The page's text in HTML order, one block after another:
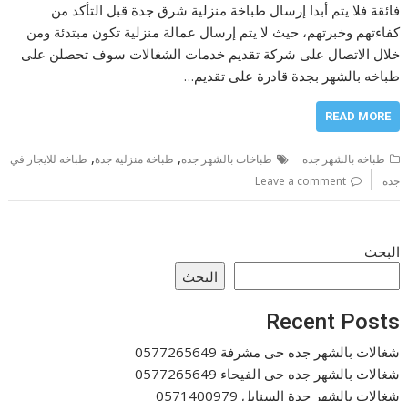
فائقة فلا يتم أبدا إرسال طباخة منزلية شرق جدة قبل التأكد من
كفاءتهم وخبرتهم، حيث لا يتم إرسال عمالة منزلية تكون مبتدئة ومن
خلال الاتصال على شركة تقديم خدمات الشغالات سوف تحصلن على
طباخه بالشهر بجدة قادرة على تقديم…
READ MORE
طباخه بالشهر جده طباخات بالشهر جده, طباخة منزلية جدة, طباخه للايجار في
جده
Leave a comment
البحث
البحث
Recent Posts
شغالات بالشهر جده حى مشرفة 0577265649
شغالات بالشهر جده حى الفيحاء 0577265649
شغالات بالشهر جدة السنابل 0571400979